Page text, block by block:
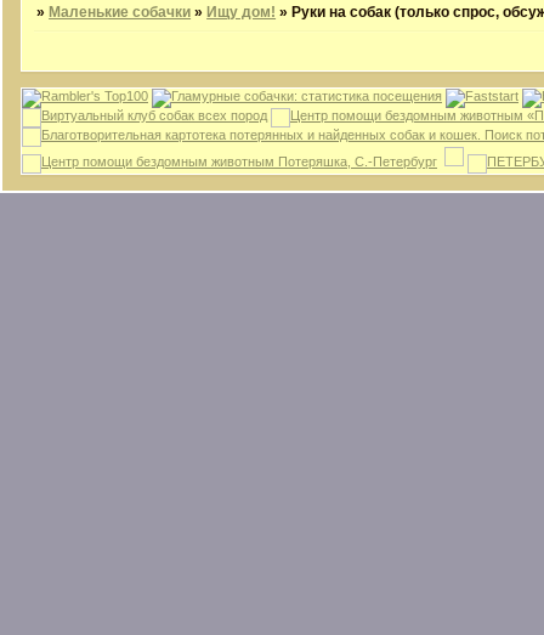
» Маленькие собачки » Ищу дом! »Руки на собак (только спрос,